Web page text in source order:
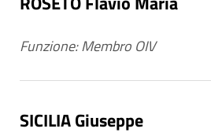
Funzione: Membro OIV
SICILIA Giuseppe